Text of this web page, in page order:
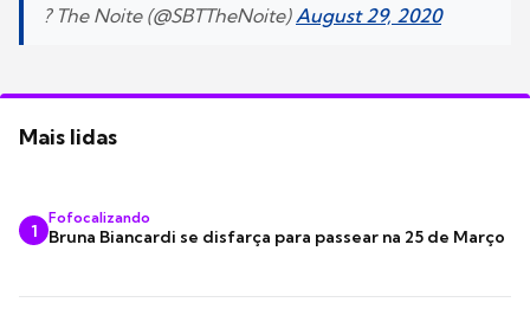
? The Noite (@SBTTheNoite) August 29, 2020
Mais lidas
1
Fofocalizando
Bruna Biancardi se disfarça para passear na 25 de Março